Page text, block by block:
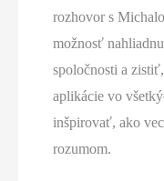
rozhovor s
možnosť
spoločnosti a
aplikácie vo
inšpirovať, ako
rozumom.